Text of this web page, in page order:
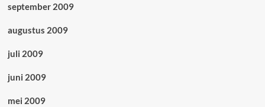
september 2009
augustus 2009
juli 2009
juni 2009
mei 2009